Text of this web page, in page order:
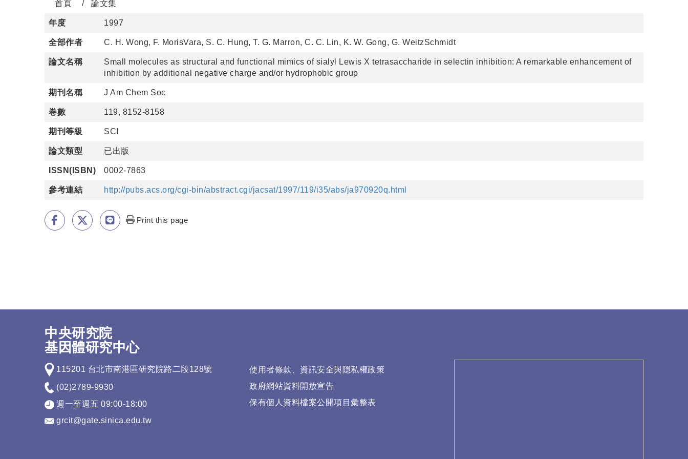
首頁 論文集
年度 1997
全部作者 C. H. Wong, F. MorisVara, S. C. Hung, T. G. Marron, C. C. Lin, K. W. Gong, G. WeitzSchmidt
論文名稱
Small molecules as structural and functional mimics of sialyl Lewis X tetrasaccharide in selectin inhibition: A remarkable enhancement of
inhibition by additional negative charge and/or hydrophobic group
期刊名稱 J Am Chem Soc
卷數 119, 8152-8158
期刊等級 SCI
論文類型 已出版
ISSN(ISBN) 0002-7863
參考連結 http://pubs.acs.org/cgi-bin/abstract.cgi/jacsat/1997/119/i35/abs/ja970920q.html
Print this page
中央研究院
基因體研究中心
115201 台北市南港區研究院路二段128號
(02)2789-9930
週一至週五 09:00-18:00
grcit@gate.sinica.edu.tw
使用者條款、資訊安全與隱私權政策
政府網站資料開放宣告
保有個人資料檔案公開項目彙整表